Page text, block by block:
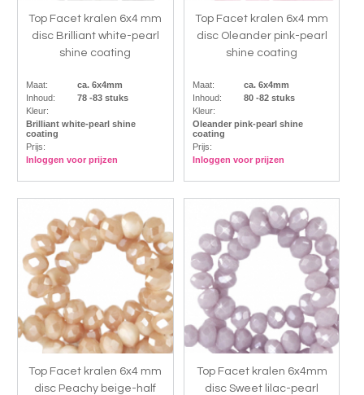
Top Facet kralen 6x4 mm
disc Brilliant white-pearl
shine coating
Maat:
ca. 6x4mm
Inhoud:
78 -83 stuks
Kleur:
Brilliant white-pearl shine
coating
Prijs:
Inloggen voor prijzen
Top Facet kralen 6x4 mm
disc Oleander pink-pearl
shine coating
Maat:
ca. 6x4mm
Inhoud:
80 -82 stuks
Kleur:
Oleander pink-pearl shine
coating
Prijs:
Inloggen voor prijzen
Top Facet kralen 6x4 mm
disc Peachy beige-half
Top Facet kralen 6x4mm
disc Sweet lilac-pearl